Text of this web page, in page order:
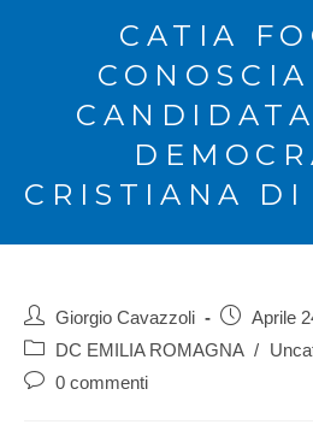
CATIA
CRISTIANA DI
Giorgio Cavazzoli
Aprile
DC EMILIA ROMAGNA /
0 commenti